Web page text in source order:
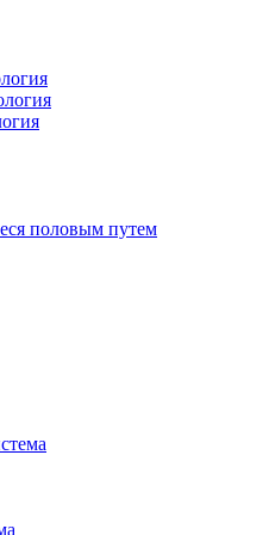
половым путем